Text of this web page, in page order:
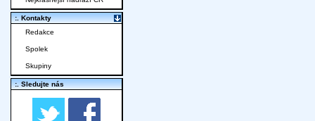
:. Kontakty
Redakce
Spolek
Skupiny
:. Sledujte nás